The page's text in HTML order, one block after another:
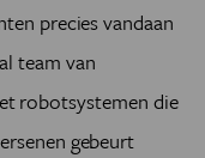
precies vandaan
team van
robotsystemen die
gebeurt